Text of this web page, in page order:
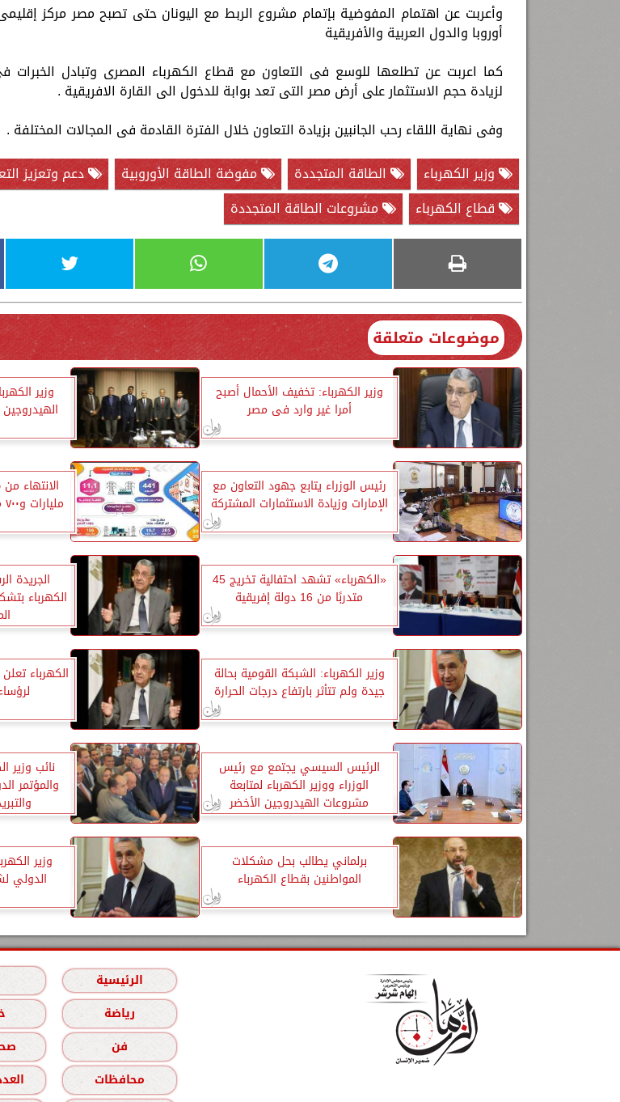
وأعربت عن اهتمام المفوضية بإتمام مشروع الربط مع اليونان حتى تصبح مصر مركز
أوروبا والدول العربية والأفريقية
كما اعربت عن تطلعها للوسع فى التعاون مع قطاع الكهرباء المصرى وتبادل الخبرات
لزيادة حجم الاستثمار على أرض مصر التى تعد بوابة للدخول الى القارة الافريقية .
وفى نهاية اللقاء رحب الجانبين بزيادة التعاون خلال الفترة القادمة فى المجالات المختلفة .
وزير الكهرباء
الطاقة المتجددة مفوضة الطاقة الأوروبية
دعم وتعزيز
قطاع الكهرباء
مشروعات الطاقة المتجددة
موضوعات متعلقة
وزير الكهرباء: تخفيف الأحمال أصبح
أمرا غير وارد فى مصر
وزير
رئيس الوزراء يتابع جهود التعاون مع
الإمارات وزيادة الاستثمارات المشتركة
مليارات و٧٠٠ مليون جنيه في البحيرة
«الكهرباء» تشهد احتفالية تخريج 45
متدربًا من 16 دولة إفريقية
الجريدة
الكهرباء
وزير الكهرباء: الشبكة القومية بحالة
جيدة ولم تتأثر بارتفاع درجات الحرارة
الكهرباء
الرئيس السيسي يجتمع مع رئيس
الوزراء ووزير الكهرباء لمتابعة
مشروعات الهيدروجين الأخضر
نائب وزير
والمؤتمر
برلماني يطالب بحل مشكلات
المواطنين بقطاع الكهرباء
وزير
الدولي
الرئيسية
رياضة
فن
محافظات